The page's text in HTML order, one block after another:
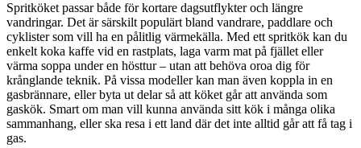
Spritköket passar både för kortare dagsutflykter och längre
vandringar. Det är särskilt populärt bland vandrare, paddlare och
cyklister som vill ha en pålitlig värmekälla. Med ett spritkök kan du
enkelt koka kaffe vid en rastplats, laga varm mat på fjället eller
värma soppa under en hösttur – utan att behöva oroa dig för
krånglande teknik. På vissa modeller kan man även koppla in en
gasbrännare, eller byta ut delar så att köket går att använda som
gaskök. Smart om man vill kunna använda sitt kök i många olika
sammanhang, eller ska resa i ett land där det inte alltid går att få tag i
gas.